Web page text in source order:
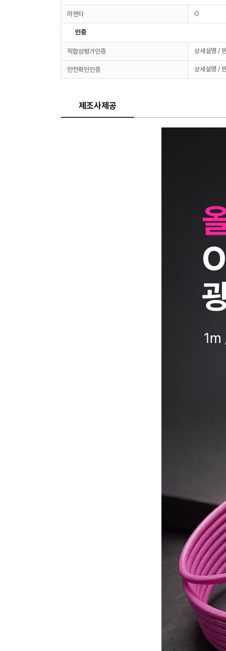
마젠타 O
인증
적합성평가인증 상세설명 /
안전확인인증 상세설명 /
제조사제공